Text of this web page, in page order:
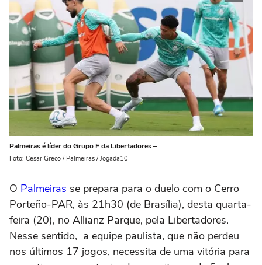
Palmeiras é líder do Grupo F da Libertadores –
Foto: Cesar Greco / Palmeiras / Jogada10
O Palmeiras se prepara para o duelo com o Cerro
Porteño-PAR, às 21h30 (de Brasília), desta quarta-
feira (20), no Allianz Parque, pela Libertadores.
Nesse sentido, a equipe paulista, que não perdeu
nos últimos 17 jogos, necessita de uma vitória para